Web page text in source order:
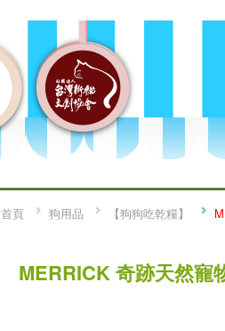
首頁 狗用品 【狗狗吃乾糧】
MERRICK 奇跡天然寵